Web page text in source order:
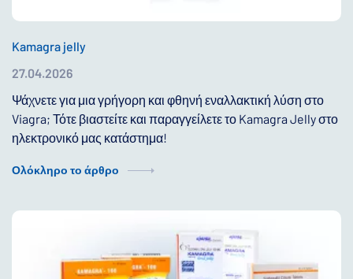
Kamagra jelly
27.04.2026
Ψάχνετε για μια γρήγορη και φθηνή εναλλακτική λύση στο
Viagra; Τότε βιαστείτε και παραγγείλετε το Kamagra Jelly στο
ηλεκτρονικό μας κατάστημα!
Ολόκληρο το άρθρο